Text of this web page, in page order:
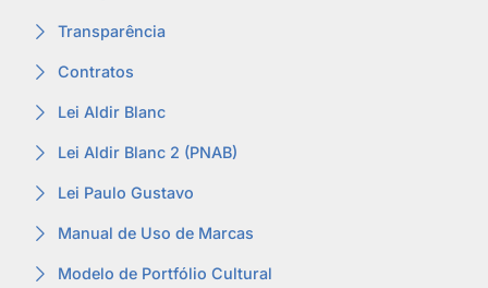
Transparência
Contratos
Lei Aldir Blanc
Lei Aldir Blanc 2 (PNAB)
Lei Paulo Gustavo
Manual de Uso de Marcas
Modelo de Portfólio Cultural